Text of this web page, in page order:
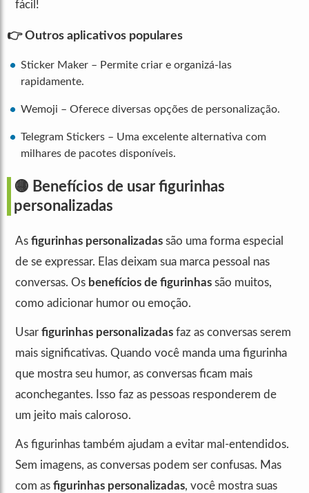
fácil!
👉 Outros aplicativos populares
Sticker Maker – Permite criar e organizá-las
rapidamente.
Wemoji – Oferece diversas opções de personalização.
Telegram Stickers – Uma excelente alternativa com
milhares de pacotes disponíveis.
🟡 Benefícios de usar figurinhas
personalizadas
As figurinhas personalizadas são uma forma especial
de se expressar. Elas deixam sua marca pessoal nas
conversas. Os benefícios de figurinhas são muitos,
como adicionar humor ou emoção.
Usar figurinhas personalizadas faz as conversas serem
mais significativas. Quando você manda uma figurinha
que mostra seu humor, as conversas ficam mais
aconchegantes. Isso faz as pessoas responderem de
um jeito mais caloroso.
As figurinhas também ajudam a evitar mal-entendidos.
Sem imagens, as conversas podem ser confusas. Mas
com as figurinhas personalizadas, você mostra suas